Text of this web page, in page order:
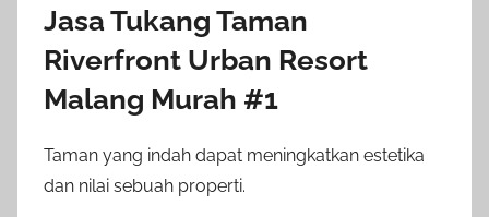
Jasa Tukang Taman
Riverfront Urban Resort
Malang Murah #1
Taman yang indah dapat meningkatkan estetika
dan nilai sebuah properti.